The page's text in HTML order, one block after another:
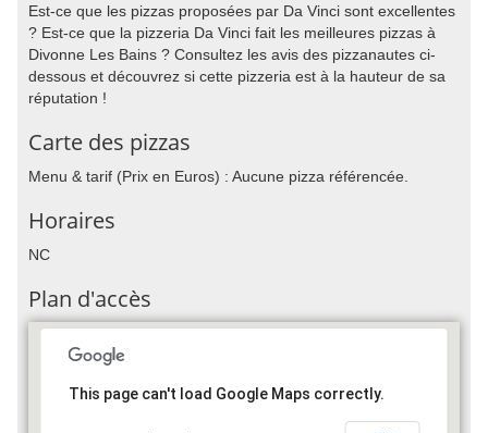
Est-ce que les pizzas proposées par Da Vinci sont excellentes
? Est-ce que la pizzeria Da Vinci fait les meilleures pizzas à
Divonne Les Bains ? Consultez les avis des pizzanautes ci-
dessous et découvrez si cette pizzeria est à la hauteur de sa
réputation !
Carte des pizzas
Menu & tarif (Prix en Euros) : Aucune pizza référencée.
Horaires
NC
Plan d'accès
This page can't load Google Maps correctly.